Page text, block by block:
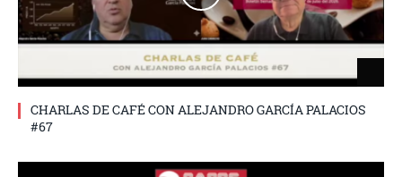
CHARLAS DE CAFÉ CON ALEJANDRO GARCÍA PALACIOS
#67